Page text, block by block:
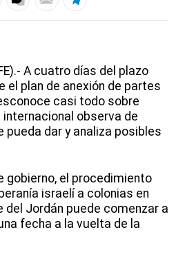
A cuatro días del plazo
el plan de anexión de partes
casi todo sobre
observa de
pueda dar y analiza posibles
gobierno, el procedimiento
israelí a colonias en
del Jordán puede comenzar a
fecha a la vuelta de la